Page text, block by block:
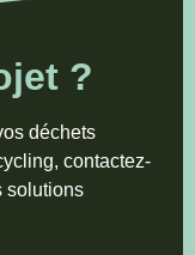
?
déchets
contactez-
solutions